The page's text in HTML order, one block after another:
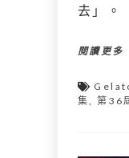
去」。
閱讀更多
集,第36